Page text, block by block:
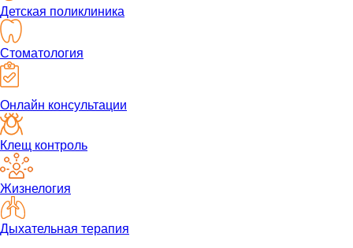
Детская поликлиника
Стоматология
Онлайн консультации
Клещ контроль
Жизнелогия
Дыхательная терапия